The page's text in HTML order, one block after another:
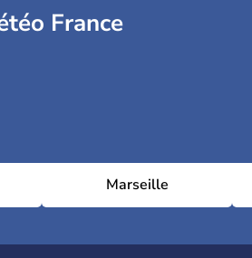
France
Marseille